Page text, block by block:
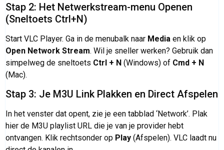
Stap 2: Het Netwerkstream-menu Openen
(Sneltoets Ctrl+N)
Start VLC Player. Ga in de menubalk naar Media en klik op
Open Network Stream. Wil je sneller werken? Gebruik dan
simpelweg de sneltoets Ctrl + N (Windows) of Cmd + N
(Mac).
Stap 3: Je M3U Link Plakken en Direct Afspelen
In het venster dat opent, zie je een tabblad ‘Network’. Plak
hier de M3U playlist URL die je van je provider hebt
ontvangen. Klik rechtsonder op Play (Afspelen). VLC laadt nu